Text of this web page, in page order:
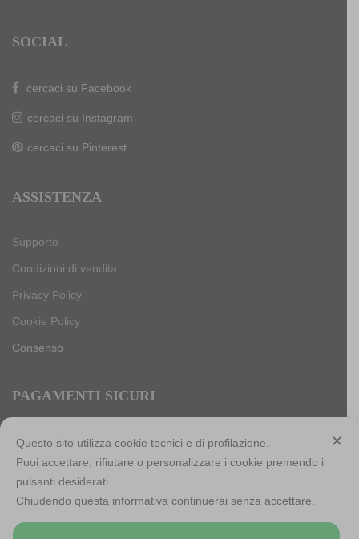
SOCIAL
cercaci su Facebook
cercaci su Instagram
cercaci su Pinterest
ASSISTENZA
Supporto
Condizioni di vendita
Privacy Policy
Cookie Policy
Consenso
PAGAMENTI SICURI
Antica Cappelleria Troncarelli s.r.l. a socio unico
Codice Fiscale, Iscrizione registro imprese di Roma e Partita
IVA: 05803741007
Numero R.E.A: RM-923484
✕
Questo sito utilizza cookie tecnici e di profilazione.
Puoi accettare, rifiutare o personalizzare i cookie premendo i
pulsanti desiderati.
Chiudendo questa informativa continuerai senza accettare.